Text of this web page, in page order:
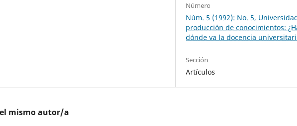
Número
Núm. 5 (1992): No. 5,
producción de conocimientos:
dónde va la docencia
Sección
Artículos
mismo autor/a